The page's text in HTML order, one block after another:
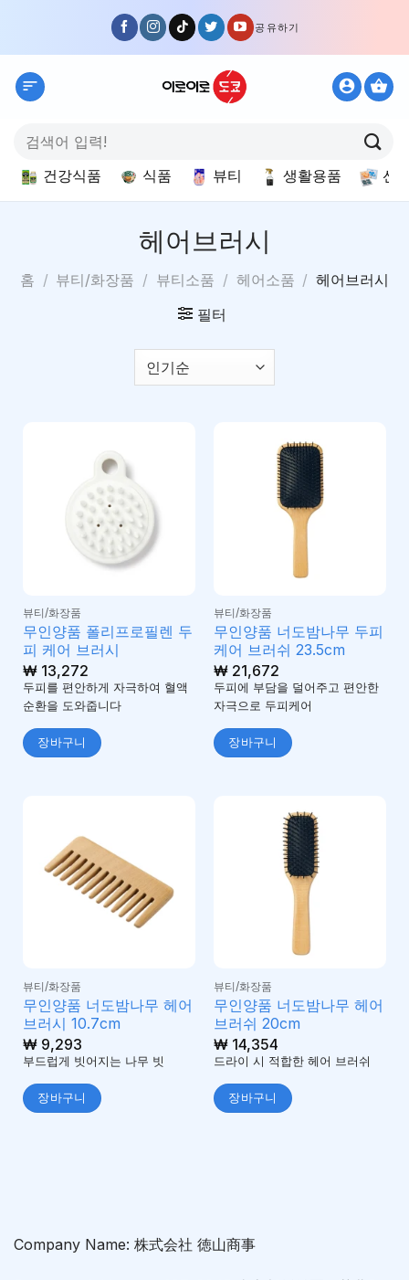
content
공유하기
색:
건강식품 식품 뷰티 생활용품 선
헤어브러시
홈 / 뷰티/화장품 / 뷰티소품 / 헤어소품 / 헤어브러시
필터
뷰티/화장품
무인양품 폴리프로필렌 두
피 케어 브러시
₩13,272
두피를 편안하게 자극하여 혈액
순환을 도와줍니다
장바구니
뷰티/화장품
무인양품 너도밤나무 두피
케어 브러쉬 23.5cm
₩21,672
두피에 부담을 덜어주고 편안한
자극으로 두피케어
장바구니
뷰티/화장품
무인양품 너도밤나무 헤어
브러시 10.7cm
₩9,293
부드럽게 빗어지는 나무 빗
장바구니
뷰티/화장품
무인양품 너도밤나무 헤어
브러쉬 20cm
₩14,354
드라이 시 적합한 헤어 브러쉬
장바구니
Company Name: 株式会社 徳山商事